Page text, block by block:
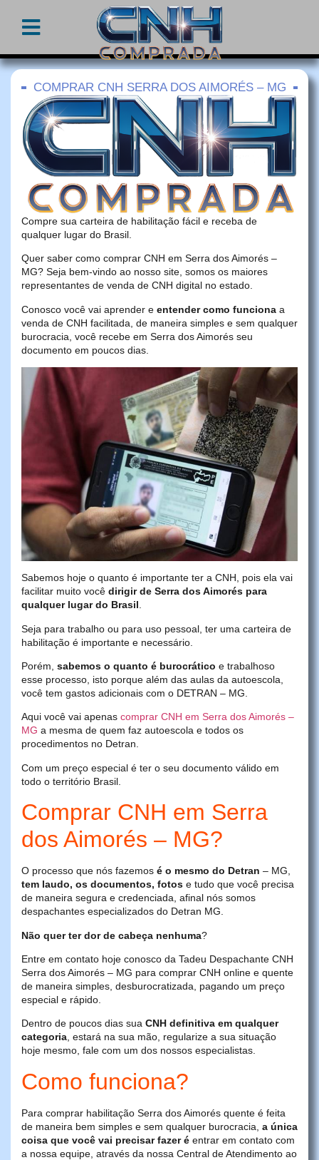
COMPRAR CNH SERRA DOS AIMORÉS – MG
Compre sua carteira de habilitação fácil e receba de
qualquer lugar do Brasil.
Quer saber como comprar CNH em Serra dos Aimorés –
MG? Seja bem-vindo ao nosso site, somos os maiores
representantes de venda de CNH digital no estado.
Conosco você vai aprender e entender como funciona a
venda de CNH facilitada, de maneira simples e sem qualquer
burocracia, você recebe em Serra dos Aimorés seu
documento em poucos dias.
Sabemos hoje o quanto é importante ter a CNH, pois ela vai
facilitar muito você dirigir de Serra dos Aimorés para
qualquer lugar do Brasil.
Seja para trabalho ou para uso pessoal, ter uma carteira de
habilitação é importante e necessário.
Porém, sabemos o quanto é burocrático e trabalhoso
esse processo, isto porque além das aulas da autoescola,
você tem gastos adicionais com o DETRAN – MG.
Aqui você vai apenas comprar CNH em Serra dos Aimorés –
MG a mesma de quem faz autoescola e todos os
procedimentos no Detran.
Com um preço especial é ter o seu documento válido em
todo o território Brasil.
Comprar CNH em Serra
dos Aimorés – MG?
O processo que nós fazemos é o mesmo do Detran – MG,
tem laudo, os documentos, fotos e tudo que você precisa
de maneira segura e credenciada, afinal nós somos
despachantes especializados do Detran MG.
Não quer ter dor de cabeça nenhuma?
Entre em contato hoje conosco da Tadeu Despachante CNH
Serra dos Aimorés – MG para comprar CNH online e quente
de maneira simples, desburocratizada, pagando um preço
especial e rápido.
Dentro de poucos dias sua CNH definitiva em qualquer
categoria, estará na sua mão, regularize a sua situação
hoje mesmo, fale com um dos nossos especialistas.
Como funciona?
Para comprar habilitação Serra dos Aimorés quente é feita
de maneira bem simples e sem qualquer burocracia, a única
coisa que você vai precisar fazer é entrar em contato com
a nossa equipe, através da nossa Central de Atendimento ao